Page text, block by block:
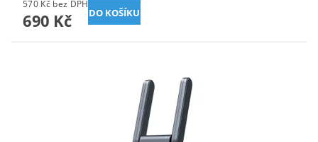
570 Kč bez DPH
690 Kč